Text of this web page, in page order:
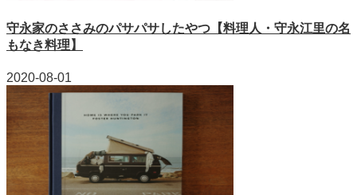
守永家のささみのパサパサしたやつ【料理人・守永江里の名
もなき料理】
2020-08-01